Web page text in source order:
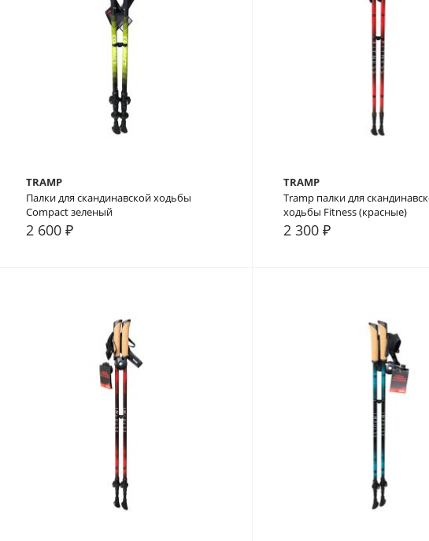
TRAMP
Палки для скандинавской ходьбы
Compact зеленый
2 600 ₽В сравнение
TRAMP
Tramp палки для
ходьбы Fitness (красные)
2 300 ₽В сравнение